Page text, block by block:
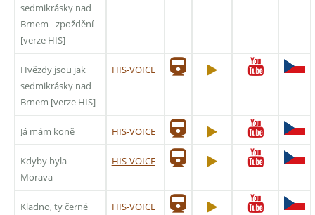
sedmikrásky nad
Brnem - zpoždění
[verze HIS]
Hvězdy jsou jak
sedmikrásky nad
Brnem [verze HIS]
HIS-VOICE
Já mám koně HIS-VOICE
Kdyby byla
Morava
HIS-VOICE
Kladno, ty černé
HIS-VOICE